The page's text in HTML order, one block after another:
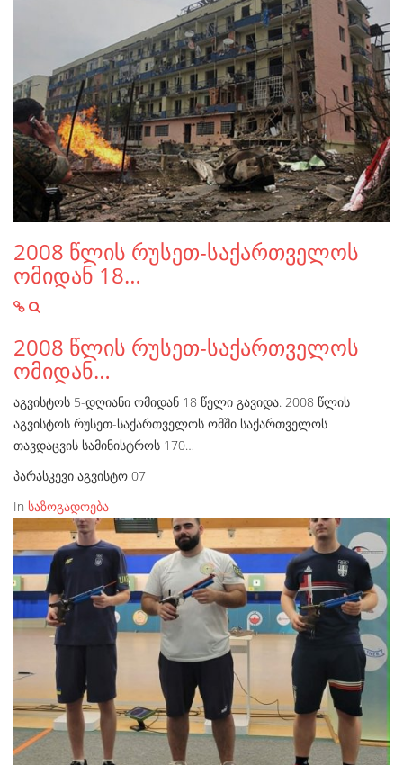
2008 წლის რუსეთ-საქართველოს
ომიდან 18…
2008 წლის რუსეთ-საქართველოს
ომიდან…
აგვისტოს 5-დღიანი ომიდან 18 წელი გავიდა. 2008 წლის
აგვისტოს რუსეთ-საქართველოს ომში საქართველოს
თავდაცვის სამინისტროს 170…
პარასკევი აგვისტო 07
In საზოგადოება